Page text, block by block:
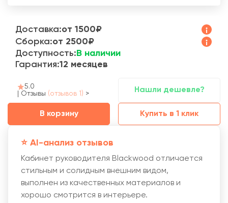
Доставка:от 1500₽
Сборка:от 2500₽
Доступность: В наличии
Гарантия:12 месяцев
5.0
Отзывы (отзывов 1) > Нашли дешевле?
В корзину Купить в 1 клик
⭐️ AI-анализ отзывов
Кабинет руководителя Blackwood отличается
стильным и солидным внешним видом,
выполнен из качественных материалов и
хорошо смотрится в интерьере.